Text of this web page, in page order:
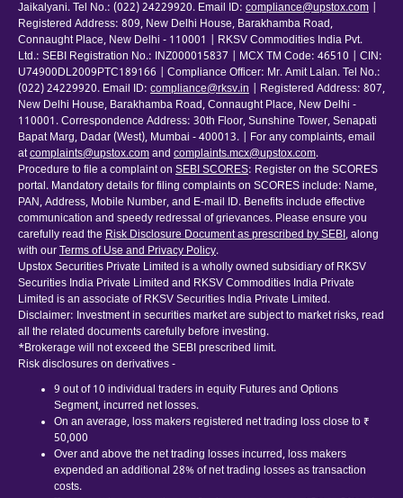
Jaikalyani. Tel No.: (022) 24229920. Email ID: compliance@upstox.com
Registered Address: 809, New Delhi House, Barakhamba Road,
Connaught Place, New Delhi - 110001 | RKSV Commodities India Pvt.
Ltd.: SEBI Registration No.: INZ000015837 | MCX TM Code: 46510 | CIN:
U74900DL2009PTC189166 | Compliance Officer: Mr. Amit Lalan. Tel No.:
(022) 24229920. Email ID: compliance@rksv.in
| Registered Address: 807,
New Delhi House, Barakhamba Road, Connaught Place, New Delhi -
110001. Correspondence Address: 30th Floor, Sunshine Tower, Senapati
Bapat Marg, Dadar (West), Mumbai - 400013. | For any complaints, email
atcomplaints@upstox.comand complaints.mcx@upstox.com.
Procedure to file a complaint on SEBI SCORES: Register on the SCORES
portal. Mandatory details for filing complaints on SCORES include: Name,
PAN, Address, Mobile Number, and E-mail ID. Benefits include effective
communication and speedy redressal of grievances. Please ensure you
carefully read the Risk Disclosure Document as prescribed by SEBI, along
with ourTerms of Use and Privacy Policy.
Upstox Securities Private Limited is a wholly owned subsidiary of RKSV
Securities India Private Limited and RKSV Commodities India Private
Limited is an associate of RKSV Securities India Private Limited.
Disclaimer: Investment in securities market are subject to market risks, read
all the related documents carefully before investing.
*Brokerage will not exceed the SEBI prescribed limit.
Risk disclosures on derivatives -
9 out of 10 individual traders in equity Futures and Options
Segment, incurred net losses.
On an average, loss makers registered net trading loss close to ₹
50,000
Over and above the net trading losses incurred, loss makers
expended an additional 28% of net trading losses as transaction
costs.